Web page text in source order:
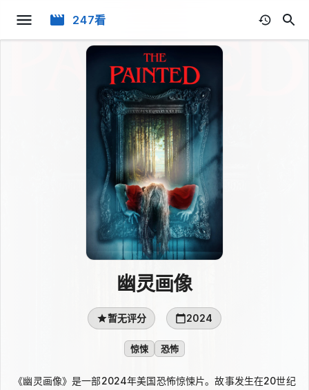
247看
幽灵画像
暂无评分 2024
惊悚 恐怖
《幽灵画像》是一部2024年美国恐怖惊悚片。故事发生在20世纪